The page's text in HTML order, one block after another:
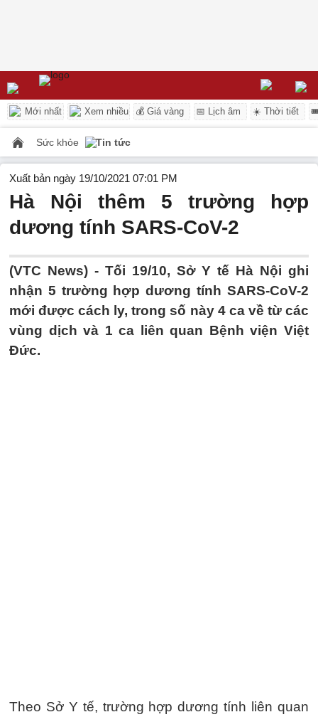
Mới nhất Xem nhiều 💰 Giá vàng 📅 Lịch âm ☀️ Thời tiết
Sức khỏe Tin tức
Xuất bản ngày 19/10/2021 07:01 PM
Hà Nội thêm 5 trường hợp
dương tính SARS-CoV-2
(VTC News) - Tối 19/10, Sở Y tế Hà Nội ghi
nhận 5 trường hợp dương tính SARS-CoV-2
mới được cách ly, trong số này 4 ca về từ các
vùng dịch và 1 ca liên quan Bệnh viện Việt
Đức.
Theo Sở Y tế, trường hợp dương tính liên quan